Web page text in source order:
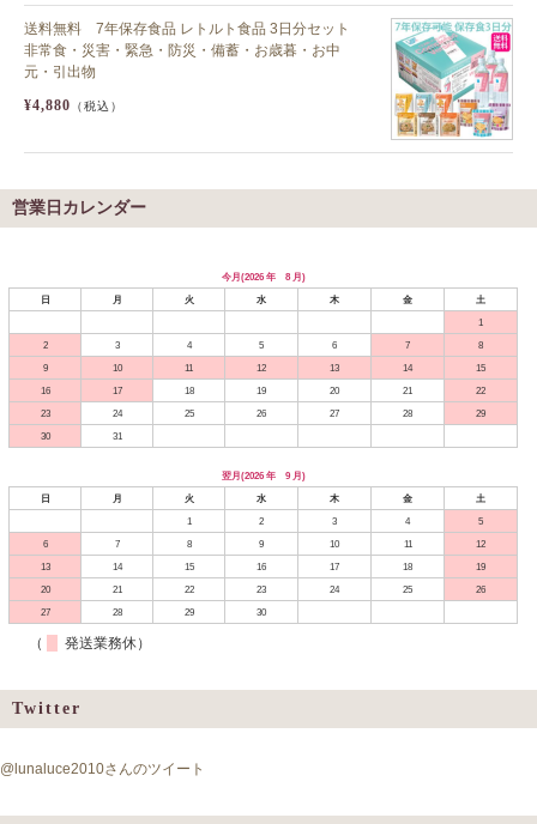
送料無料 7年保存食品 レトルト食品 3日分セット
非常食・災害・緊急・防災・備蓄・お歳暮・お中
元・引出物
¥4,880 （税込）
営業日カレンダー
今月(2026 年 8 月)
日
月 火 水 木 金
土
1
2
3 4 5 6 7
8
9
10 11 12 13 14
15
16
17 18 19 20 21
22
23
24 25 26 27 28
29
30
31
翌月(2026 年 9 月)
日
月 火 水 木 金
土
1
2 3 4
5
6
7 8 9 10 11
12
13
14 15 16 17 18
19
20
21 22 23 24 25
26
27
28 29 30
（ 発送業務休）
Twitter
@lunaluce2010さんのツイート